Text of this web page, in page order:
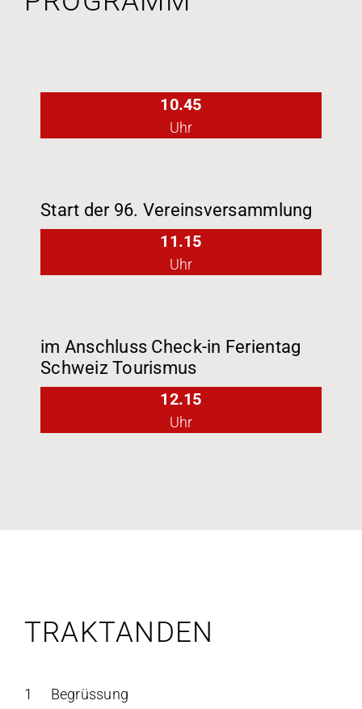
10.45
Uhr
Start der 96. Vereinsversammlung
11.15
Uhr
im Anschluss Check-in Ferientag
Schweiz Tourismus
12.15
Uhr
TRAKTANDEN
1 Begrüssung